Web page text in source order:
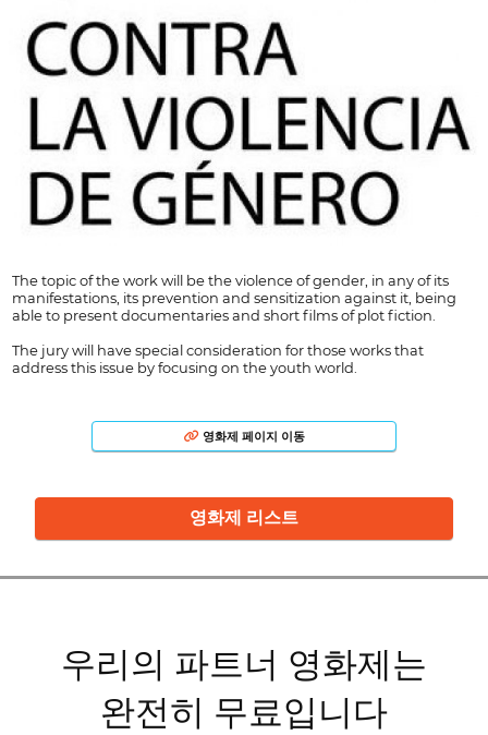
The topic of the work will be the violence of gender, in any of its
manifestations, its prevention and sensitization against it, being
able to present documentaries and short films of plot fiction.
The jury will have special consideration for those works that
address this issue by focusing on the youth world.
영화제 페이지 이동
영화제 리스트
우리의 파트너 영화제는
완전히 무료입니다